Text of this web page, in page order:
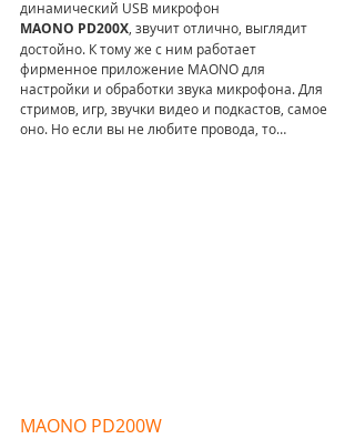
динамический USB микрофон
MAONO PD200X , звучит отлично, выглядит
достойно. К тому же с ним работает
фирменное приложение MAONO для
настройки и обработки звука микрофона. Для
стримов, игр, звучки видео и подкастов, самое
оно. Но если вы не любите провода, то…
MAONO PD200W